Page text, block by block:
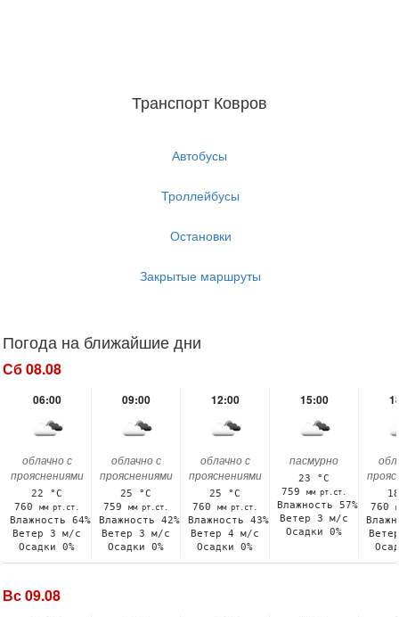
Транспорт Ковров
Автобусы
Троллейбусы
Остановки
Закрытые маршруты
Погода на ближайшие дни
Сб 08.08
06:00
облачно с
прояснениями
22 °C
760 мм рт.ст.
Влажность 64%
Ветер 3 м/с
Осадки 0%
09:00
облачно с
прояснениями
25 °C
759 мм рт.ст.
Влажность 42%
Ветер 3 м/с
Осадки 0%
12:00
облачно с
прояснениями
25 °C
760 мм рт.ст.
Влажность 43%
Ветер 4 м/с
Осадки 0%
15:00
пасмурно
23 °C
759 мм рт.ст.
Влажность 57%
Ветер 3 м/с
Осадки 0%
760
Вс 09.08